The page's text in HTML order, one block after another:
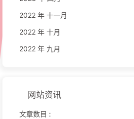
2022 年 十一月
2022 年 十月
2022 年 九月
网站资讯
文章数目 :